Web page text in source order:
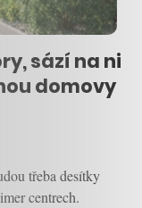
sází na ni
domovy
třeba desítky
centrech.